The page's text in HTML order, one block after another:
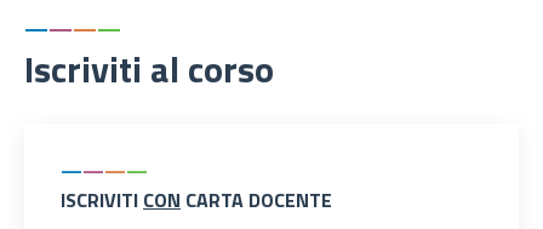
————
Iscriviti al corso
————
ISCRIVITI CON CARTA DOCENTE